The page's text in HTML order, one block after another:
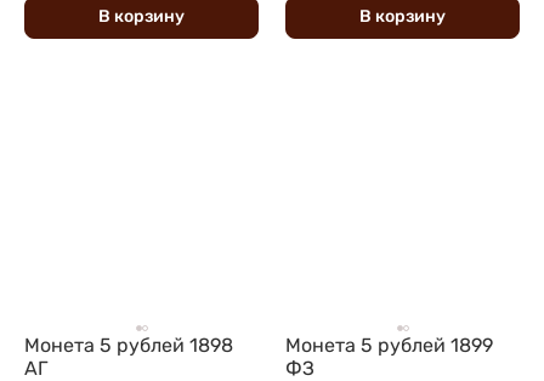
В корзину В корзину
Монета 5 рублей 1898
АГ
Монета 5 рублей 1899
ФЗ